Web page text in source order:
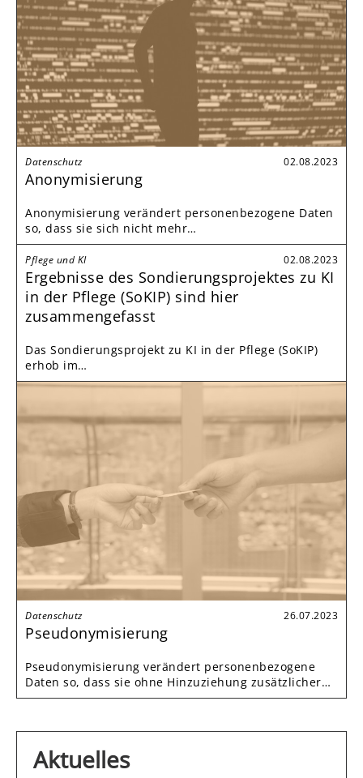
Datenschutz 02.08.2023
Anonymisierung
Anonymisierung verändert personenbezogene Daten
so, dass sie sich nicht mehr…
Pflege und KI 02.08.2023
Ergebnisse des Sondierungsprojektes zu KI
in der Pflege (SoKIP) sind hier
zusammengefasst
Das Sondierungsprojekt zu KI in der Pflege (SoKIP)
erhob im…
Datenschutz 26.07.2023
Pseudonymisierung
Pseudonymisierung verändert personenbezogene
Daten so, dass sie ohne Hinzuziehung zusätzlicher…
Aktuelles